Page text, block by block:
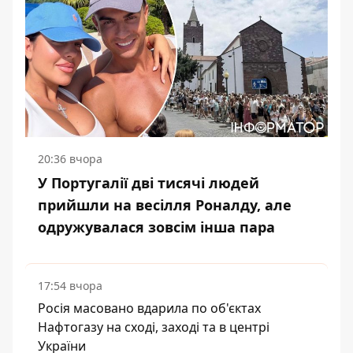
20:36 вчора
У Португалії дві тисячі людей
прийшли на весілля Роналду, але
одружувалася зовсім інша пара
17:54 вчора
Росія масовано вдарила по об'єктах
Нафтогазу на сході, заході та в центрі
України